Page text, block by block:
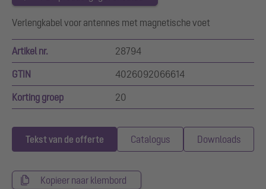
Verlengkabel voor antennes met magnetische voet
Artikel nr. 28794
GTIN 4026092066614
Korting groep 20
Tekst van de offerte Catalogus Downloads
Kopieer naar klembord